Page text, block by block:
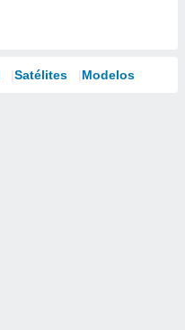
Satélites Modelos